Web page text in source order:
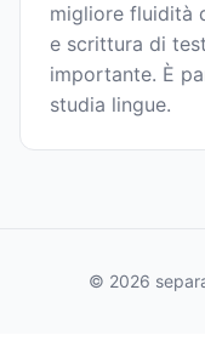
migliore fluidità
e scrittura di
importante. È
studia lingue.
© 2026